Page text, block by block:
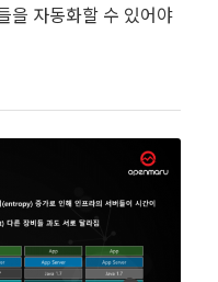
을 자동화할 수 있어야